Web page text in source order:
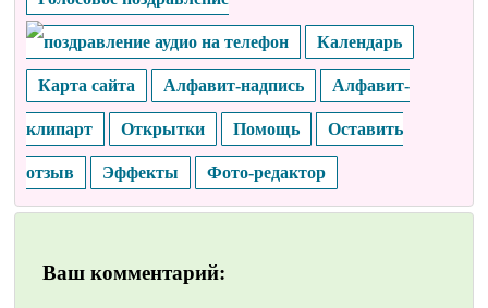
Календарь
Карта сайта Алфавит-надпись Алфавит-
клипарт Открытки Помощь Оставить
отзыв Эффекты Фото-редактор
Ваш комментарий: